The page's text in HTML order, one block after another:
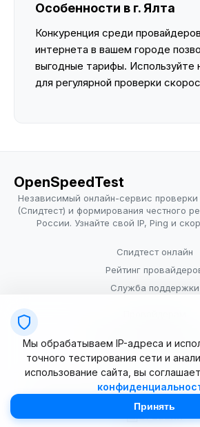
Особенности в г. Ялта
Конкуренция среди
интернета в вашем городе
выгодные тарифы. Используйте
для регулярной проверки
OpenSpeedTest
Независимый онлайн-сервис проверки
(Спидтест) и формирования честного
России. Узнайте свой IP, Ping и
Спидтест онлайн
Рейтинг
Служба поддержки
Условия
© 2025–2026 OpenSpeedTest (ИП
Мы обрабатываем IP-адреса и
точного тестирования сети и
использование сайта, вы
Принять